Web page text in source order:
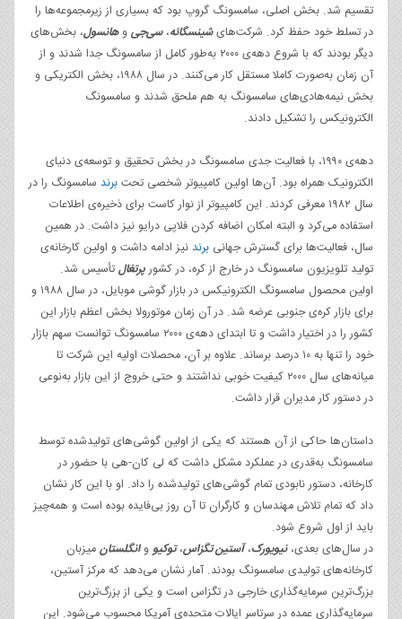
تقسیم شد. بخش اصلی، سامسونگ گروپ بود که بسیاری از زیرمجموعه‌ها را
در تسلط خود حفظ کرد. شرکت‌هایشینسگائه،سی‌جیوهانسول، بخش‌های
دیگر بودند که با شروع دهه‌ی ۲۰۰۰ به‌طور کامل از سامسونگ جدا شدند و از
آن زمان به‌صورت کاملا مستقل کار می‌کنند. در سال ۱۹۸۸، بخش الکتریکی و
بخش نیمه‌هادی‌های سامسونگ به هم ملحق شدند و سامسونگ
الکترونیکس را تشکیل دادند.
دهه‌ی ۱۹۹۰، با فعالیت جدی سامسونگ در بخش تحقیق و توسعه‌ی دنیای
الکترونیک همراه بود. آن‌ها اولین کامپیوتر شخصی تحتبرند سامسونگ را در
سال ۱۹۸۲ معرفی کردند. این کامپیوتر از نوار کاست برای ذخیره‌ی اطلاعات
استفاده می‌کرد و البته امکان اضافه کردن فلاپی درایو نیز داشت. در همین
سال، فعالیت‌ها برای گسترش جهانی برند نیز ادامه داشت و اولین کارخانه‌ی
تولید تلویزیون سامسونگ در خارج از کره، در کشورپرتغالتأسیس شد.
اولین محصول سامسونگ الکترونیکس در بازار گوشی‌ موبایل، در سال ۱۹۸۸ و
برای بازار کره‌ی جنوبی عرضه شد. در آن زمان موتورولا بخش اعظم بازار این
کشور را در اختیار داشت و تا ابتدای دهه‌ی ۲۰۰۰ سامسونگ توانست سهم بازار
خود را تنها به ۱۰ درصد برساند. علاوه بر آن، محصلات اولیه‌ این شرکت تا
میانه‌های سال ۲۰۰۰ کیفیت خوبی نداشتند و حتی خروج از این بازار به‌نوعی
در دستور کار مدیران قرار داشت.
داستان‌ها حاکی از آن هستند که یکی از اولین گوشی‌های تولیدشده توسط
سامسونگ به‌قدری در عملکرد مشکل داشت که لی کان-هی با حضور در
کارخانه، دستور نابودی تمام گوشی‌های تولیدشده را داد. او با این کار نشان
داد که تمام تلاش مهندسان و کارگران تا آن روز بی‌فایده بوده است و همه‌چیز
باید از اول شروع شود.
در سال‌های بعدی،نیویورک،آستین تگزاس،توکیووانگلستانمیزبان
کارخانه‌های تولیدی سامسونگ بودند. آمار نشان می‌دهد که مرکز آستین،
بزرگ‌ترین سرمایه‌گذاری خارجی در تگزاس است و یکی از بزرگ‌ترین
سرمایه‌گذاری‌ عمده در سرتاسر ایالات متحده‌ی آمریکا محسوب می‌شود. این